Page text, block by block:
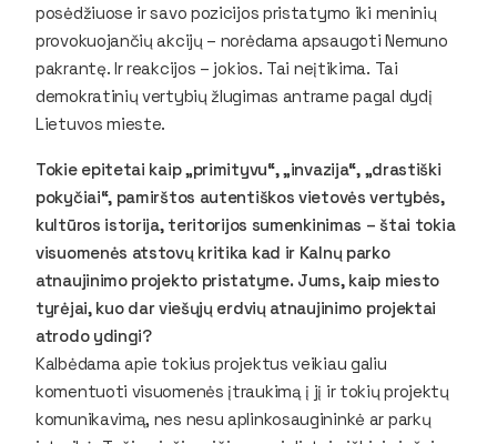
posėdžiuose ir savo pozicijos pristatymo iki meninių
provokuojančių akcijų – norėdama apsaugoti Nemuno
pakrantę. Ir reakcijos – jokios. Tai neįtikima. Tai
demokratinių vertybių žlugimas antrame pagal dydį
Lietuvos mieste.
Tokie epitetai kaip „primityvu“, „invazija“, „drastiški
pokyčiai“, pamirštos autentiškos vietovės vertybės,
kultūros istorija, teritorijos sumenkinimas – štai tokia
visuomenės atstovų kritika kad ir Kalnų parko
atnaujinimo projekto pristatyme. Jums, kaip miesto
tyrėjai, kuo dar viešųjų erdvių atnaujinimo projektai
atrodo ydingi?
Kalbėdama apie tokius projektus veikiau galiu
komentuoti visuomenės įtraukimą į jį ir tokių projektų
komunikavimą, nes nesu aplinkosaugininkė ar parkų